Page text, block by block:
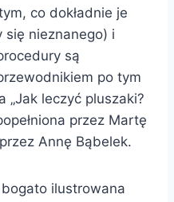
co dokładnie je
się nieznanego) i
są
po tym
„Jak leczyć pluszaki?
przez Martę
Annę Bąbelek.
bogato ilustrowana